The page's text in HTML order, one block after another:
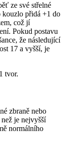
ze své střelné
kouzlo přidá +1 do
což jí
Pokud postavu
že následující
17 a vyšší, je
tvor.
zbraně nebo
je nejvyšší
normálního